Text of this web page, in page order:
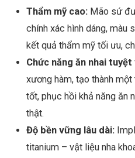
Thẩm mỹ cao: Mão sứ
chính xác hình dáng, màu
kết quả thẩm mỹ tối ưu,
Chức năng ăn nhai tuyệt
xương hàm, tạo thành
tốt, phục hồi khả năng ăn
thật.
Độ bền vững lâu dài:
titanium – vật liệu nha